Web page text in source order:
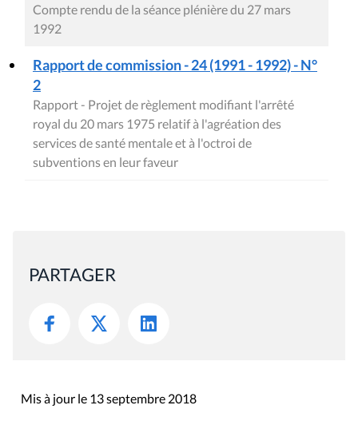
Compte rendu de la séance plénière du 27 mars
1992
Rapport de commission - 24 (1991 - 1992) - N°
2
Rapport - Projet de règlement modifiant l'arrêté
royal du 20 mars 1975 relatif à l'agréation des
services de santé mentale et à l'octroi de
subventions en leur faveur
PARTAGER
Mis à jour le 13 septembre 2018